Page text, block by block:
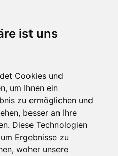
ist uns
Cookies und
um Ihnen ein
zu ermöglichen und
besser an Ihre
Diese Technologien
Ergebnisse zu
woher unsere